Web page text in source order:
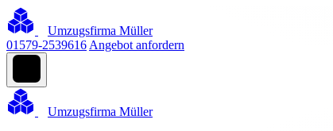
Umzugsfirma Müller
01579-2539616 Angebot anfordern
Umzugsfirma Müller